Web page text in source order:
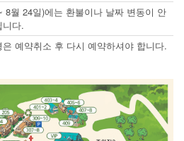
8월 24일)에는 환불이나 날짜 변동이 안
다.
예약취소 후 다시 예약하셔야 합니다.